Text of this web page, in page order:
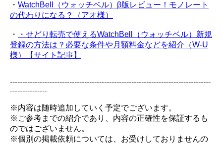
・ WatchBell（ウォッチベル）β版レビュー！モノレート
の代わりになる？（アオ様）
・
・せどり転売で使えるWatchBell（ウォッチベル）新規
登録の方法は？必要な条件や月額料金などを紹介（W-U
様）【サイト記事】
---------------------------------------------------------------------------------
---------------
※内容は随時追加していく予定でございます。
※ご参考までの紹介であり、内容の正確性を保証するも
のではございません。
※個別の掲載依頼については、お受けしておりませんの